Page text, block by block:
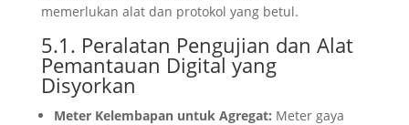
memerlukan alat dan protokol yang betul.
5.1. Peralatan Pengujian dan Alat
Pemantauan Digital yang
Disyorkan
Meter Kelembapan untuk Agregat: Meter gaya